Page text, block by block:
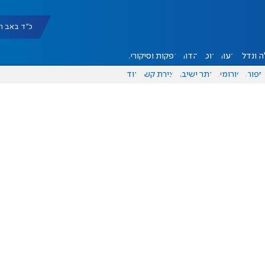
כ"ד באב תשפ"ו
ונדל"ן דעות אוכל יהדות הפקות וסיקורים
ספורט פורומים אתר ישיבה יצירת קשר עוד